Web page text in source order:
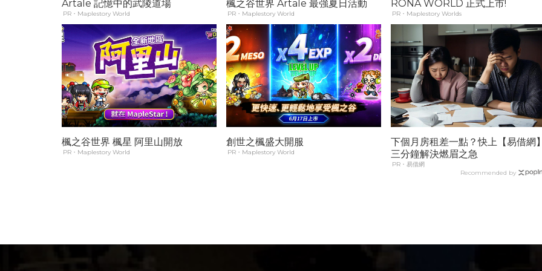
Artale 記憶中的武陵道場
PR・Maplestory World
楓之谷世界 Artale 最強夏日活動
PR・Maplestory World
RONA WORLD 正式上市!
PR・Maplestory Worlds
楓之谷世界 楓星 阿里山開放
PR・Maplestory World
創世之楓盛大開服
PR・Maplestory World
下個月房租差一點？快上【易借網
三分鐘解決燃眉之急
PR・易借網
Recommended by